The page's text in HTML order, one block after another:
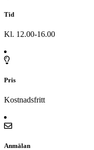
Tid
Kl. 12.00-16.00
Pris
Kostnadsfritt
Anmälan